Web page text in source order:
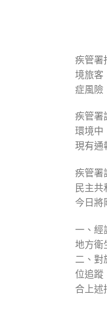
疾管署
境旅客
症風險
疾管署
環境中
現有通
疾管署
民主
今日將
一、經
地方衛
二、對
位追蹤
合上述